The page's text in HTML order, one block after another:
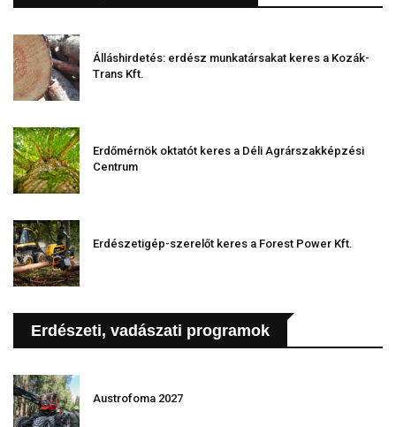
Álláshirdetés: erdész munkatársakat keres a Kozák-
Trans Kft.
Erdőmérnök oktatót keres a Déli Agrárszakképzési
Centrum
Erdészetigép-szerelőt keres a Forest Power Kft.
Erdészeti, vadászati programok
Austrofoma 2027